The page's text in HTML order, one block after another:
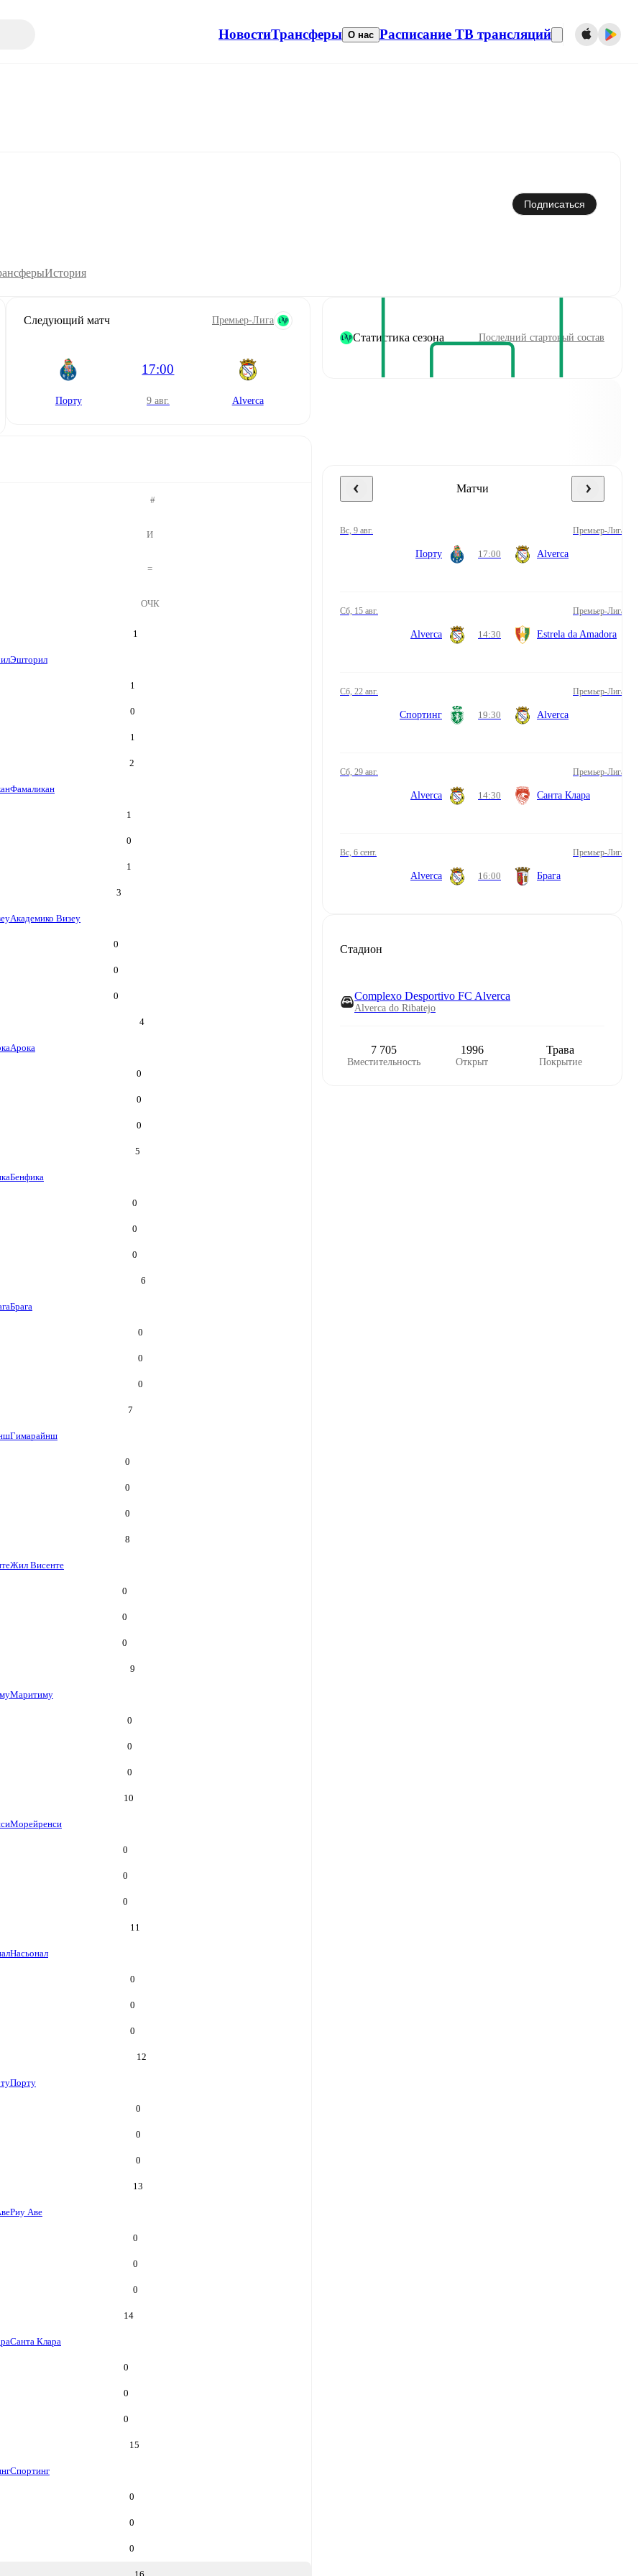
НовостиТрансферы О нас Расписание ТВ трансляций
Подписаться
История
Следующий матч Премьер-Лига
Порту
17:00
9 авг. Alverca
#
И
=
ОЧК
1
Эшторил
1
0
1
2
Фамаликан
1
0
1
3
Академико Визеу
0
0
0
4
Арока
0
0
0
5
Бенфика
0
0
0
6
Брага
0
0
0
7
Гимарайнш
0
0
0
8
Жил Висенте
0
0
0
9
Маритиму
0
0
0
10
Морейренси
0
0
0
11
Насьонал
0
0
0
12
Порту
0
0
0
13
Риу Аве
0
0
0
14
Санта Клара
0
0
0
15
Спортинг
0
0
0
Статистика сезона Последний стартовый состав
Матчи
вс, 9 авг. Премьер-Лига
Порту 17:00 Alverca
сб, 15 авг. Премьер-Лига
Alverca 14:30 Estrela da Amadora
сб, 22 авг. Премьер-Лига
Спортинг 19:30 Alverca
сб, 29 авг. Премьер-Лига
Alverca 14:30 Санта Клара
вс, 6 сент. Премьер-Лига
Alverca 16:00 Брага
Стадион
Complexo Desportivo FC Alverca
Alverca do Ribatejo
7 705
Вместительность
1996
Открыт
Трава
Покрытие